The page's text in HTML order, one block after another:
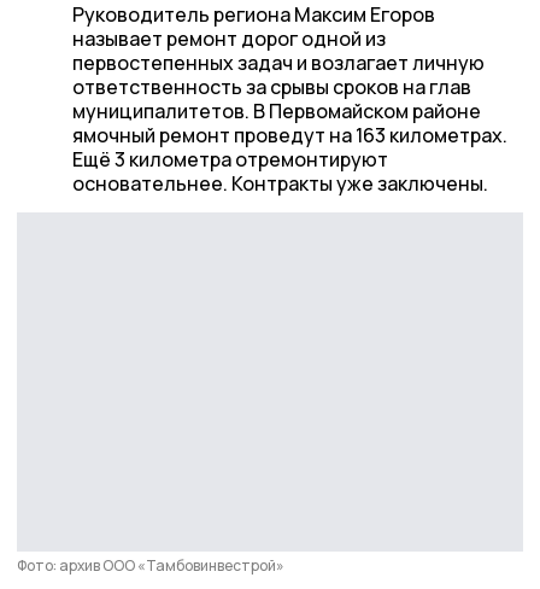
Руководитель региона Максим Егоров
называет ремонт дорог одной из
первостепенных задач и возлагает личную
ответственность за срывы сроков на глав
муниципалитетов. В Первомайском районе
ямочный ремонт проведут на 163 километрах.
Ещё 3 километра отремонтируют
основательнее. Контракты уже заключены.
Фото: архив ООО «Тамбовинвестрой»